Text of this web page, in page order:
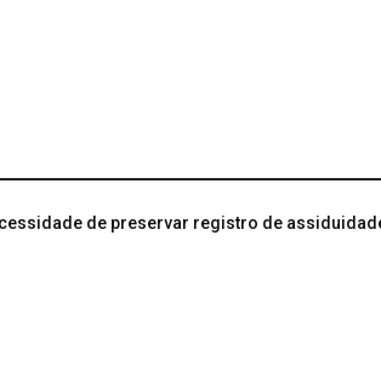
de preservar registro de